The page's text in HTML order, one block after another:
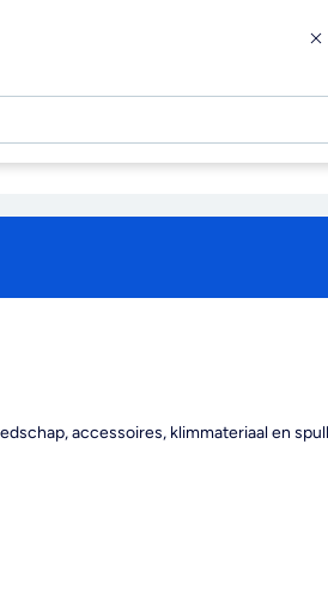
accessoires, klimmateriaal en
×
winkelwagen is leeg
×